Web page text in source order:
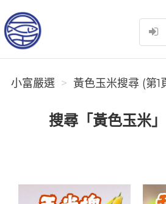
小富嚴選
小富嚴選 黃色玉米搜尋 (第1
搜尋「黃色玉米